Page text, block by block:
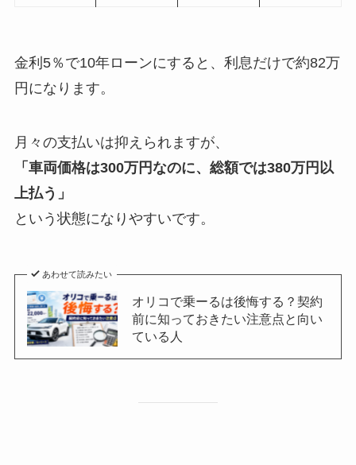
金利5％で10年ローンにすると、利息だけで約82万
円になります。
月々の支払いは抑えられますが、
「車両価格は300万円なのに、総額では380万円以
上払う」
という状態になりやすいです。
あわせて読みたい
オリコで乗ーるは後悔する？契約
前に知っておきたい注意点と向い
ている人